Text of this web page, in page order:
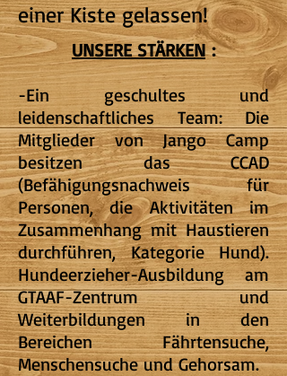
einer Kiste gelassen!
UNSERE STÄRKEN:
-Ein geschultes und
leidenschaftliches Team: Die
Mitglieder von Jango Camp
besitzen das CCAD
(Befähigungsnachweis für
Personen, die Aktivitäten im
Zusammenhang mit Haustieren
durchführen, Kategorie Hund).
Hundeerzieher-Ausbildung am
GTAAF-Zentrum und
Weiterbildungen in den
Bereichen Fährtensuche,
Menschensuche und Gehorsam.